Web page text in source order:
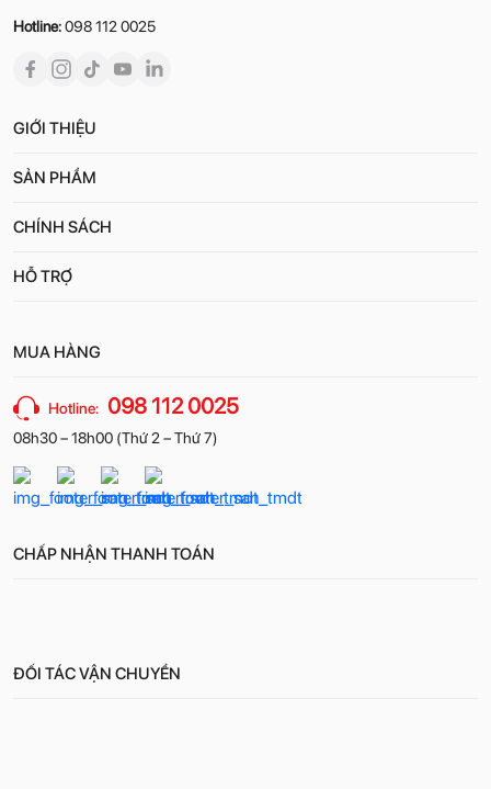
Hotline:098 112 0025
GIỚI THIỆU
SẢN PHẨM
CHÍNH SÁCH
HỖ TRỢ
MUA HÀNG
Hotline: 098 112 0025
08h30 – 18h00 (Thứ 2 – Thứ 7)
CHẤP NHẬN THANH TOÁN
ĐỐI TÁC VẬN CHUYỂN